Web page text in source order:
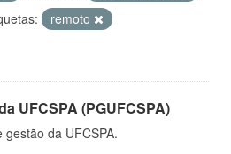
remoto
UFCSPA (PGUFCSPA)
da UFCSPA.